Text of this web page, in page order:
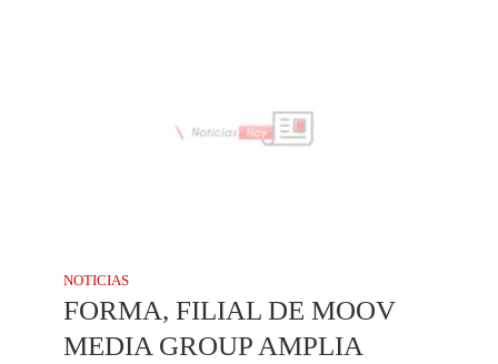
NOTICIAS
FORMA, FILIAL DE MOOV
MEDIA GROUP AMPLIA